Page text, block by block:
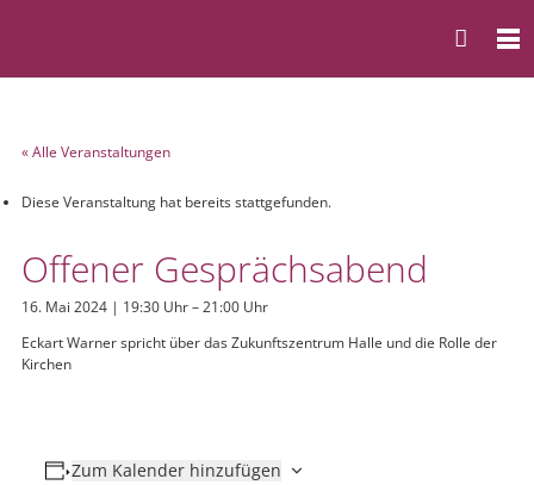
« Alle Veranstaltungen
Diese Veranstaltung hat bereits stattgefunden.
Offener Gesprächsabend
16. Mai 2024 | 19:30 Uhr–21:00 Uhr
Eckart Warner spricht über das Zukunftszentrum Halle und die Rolle der
Kirchen
Zum Kalender hinzufügen